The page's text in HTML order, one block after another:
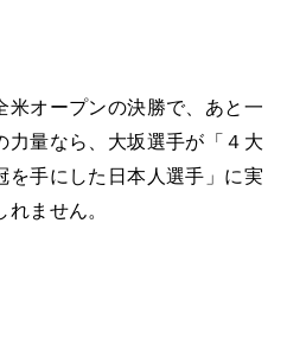
米オープンの決勝で、あと一
力量なら、大坂選手が「４大
を手にした日本人選手」に実
ません。